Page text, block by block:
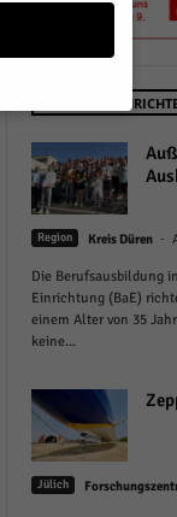
NEUSTE
Region Kreis Düren -
Die Berufsausbildung
Einrichtung (BaE)
einem Alter von 35
keine...
Jülich
geben
von ihnen
zu
Adressen), z.
Ihre
anzeigen
Zurück